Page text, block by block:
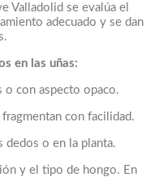
Valladolid se evalúa el
adecuado y se dan
en las uñas:
o con aspecto opaco.
con facilidad.
dedos o en la planta.
y el tipo de hongo. En